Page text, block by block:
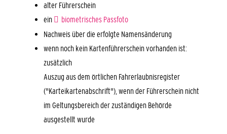
alter Führerschein
ein
biometrisches Passfoto
Nachweis über die erfolgte Namensänderung
wenn noch kein Kartenführerschein vorhanden ist:
zusätzlich
Auszug aus dem örtlichen Fahrerlaubnisregister
("Karteikartenabschrift"), wenn der Führerschein nicht
im Geltungsbereich der zuständigen Behörde
ausgestellt wurde